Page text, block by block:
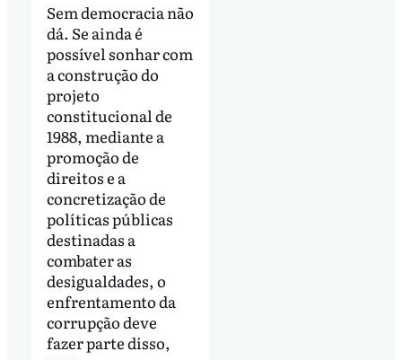
Sem democracia não
dá. Se ainda é
possível sonhar com
a construção do
projeto
constitucional de
1988, mediante a
promoção de
direitos e a
concretização de
políticas públicas
destinadas a
combater as
desigualdades, o
enfrentamento da
corrupção deve
fazer parte disso,